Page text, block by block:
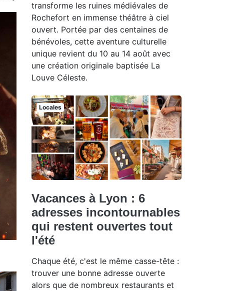
transforme les ruines médiévales de
Rochefort en immense théâtre à ciel
ouvert. Portée par des centaines de
bénévoles, cette aventure culturelle
unique revient du 10 au 14 août avec
une création originale baptisée La
Louve Céleste.
Locales
Vacances à Lyon : 6
adresses incontournables
qui restent ouvertes tout
l'été
Chaque été, c'est le même casse-tête :
trouver une bonne adresse ouverte
alors que de nombreux restaurants et